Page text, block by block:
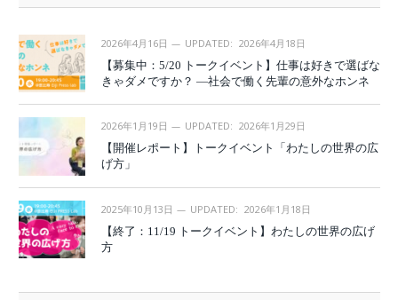
2026年4月16日 UPDATED: 2026年4月18日
【募集中：5/20 トークイベント】仕事は好きで選ばな
きゃダメですか？ —社会で働く先輩の意外なホンネ
2026年1月19日 UPDATED: 2026年1月29日
【開催レポート】トークイベント「わたしの世界の広
げ方」
2025年10月13日 UPDATED: 2026年1月18日
【終了：11/19 トークイベント】わたしの世界の広げ
方